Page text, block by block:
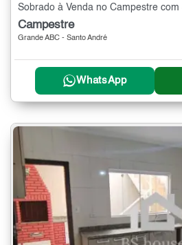
Sobrado à Venda no Campestre com
Campestre
Grande ABC - Santo André
WhatsApp